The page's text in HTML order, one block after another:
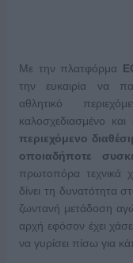
Με την πλατφόρμα
την ευκαιρία να
αθλητικό
καλοσχεδιασμένο
περιεχόμενο
οποιαδήποτε
πρωτοπόρα τεχνικά
δίνει τη δυνατότητα
ζωντανή μετάδοση
αρχή εφόσον έχει
να γυρίσει πίσω για